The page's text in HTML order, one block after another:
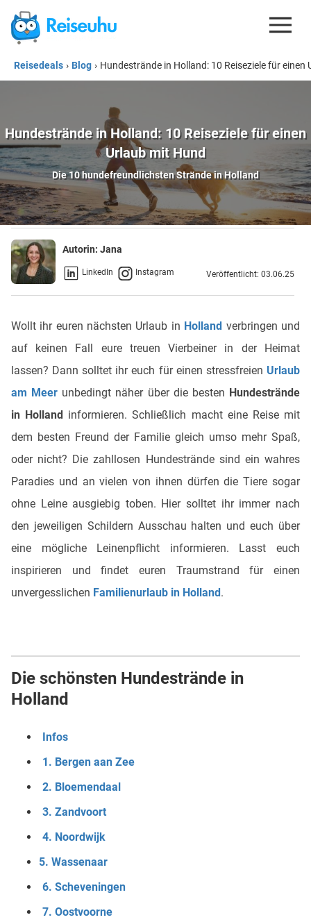
REISEDEALS
KREDITKARTEN
ESIM
REISEBLOG
Reisedeals › Blog › Hundestrände in Holland: 10 Reiseziele für einen
Hundestrände in Holland: 10 Reiseziele für einen
Urlaub mit Hund
Die 10 hundefreundlichsten Strände in Holland
Autorin: Jana
LinkedIn Instagram Veröffentlicht: 03.06.25
Wollt ihr euren nächsten Urlaub in Holland verbringen und
auf keinen Fall eure treuen Vierbeiner in der Heimat
lassen? Dann solltet ihr euch für einen stressfreien Urlaub
am Meer unbedingt näher über die besten Hundestrände
in Holland informieren. Schließlich macht eine Reise mit
dem besten Freund der Familie gleich umso mehr Spaß,
oder nicht? Die zahllosen Hundestrände sind ein wahres
Paradies und an vielen von ihnen dürfen die Tiere sogar
ohne Leine ausgiebig toben. Hier solltet ihr immer nach
den jeweiligen Schildern Ausschau halten und euch über
eine mögliche Leinenpflicht informieren. Lasst euch
inspirieren und findet euren Traumstrand für einen
unvergesslichen Familienurlaub in Holland.
Die schönsten Hundestrände in
Holland
Infos
1. Bergen aan Zee
2. Bloemendaal
3. Zandvoort
4. Noordwijk
5. Wassenaar
6. Scheveningen
7. Oostvoorne